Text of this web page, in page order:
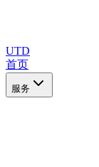
UTD
首页
服务